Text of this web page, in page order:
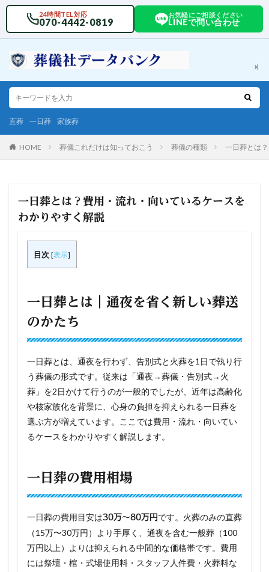
24時間TEL対応
070-4442-0819
お気軽にご相談ください
LINEで問い合わせ
直葬 一日葬 家族葬
HOME 葬儀これだけは知っておこう 葬儀の種類 一日葬とは
一日葬とは？費用・流れ・向いているケースを
わかりやすく解説
目次 [表示]
一日葬とは｜通夜を省く新しい葬送
のかたち
一日葬とは、通夜を行わず、告別式と火葬を1日で執り行
う葬儀の形式です。従来は「通夜→葬儀・告別式→火
葬」を2日かけて行うのが一般的でしたが、近年は高齢化
や核家族化を背景に、心身の負担を抑えられる一日葬を
選ぶ方が増えています。ここでは費用・流れ・向いてい
るケースをわかりやすく解説します。
一日葬の費用相場
一日葬の費用目安は30万〜80万円 です。火葬のみの直葬
（15万〜30万円）より手厚く、通夜を含む一般葬（100
万円以上）よりは抑えられる中間的な価格帯です。費用
には祭壇・棺・式場使用料・スタッフ人件費・火葬料な